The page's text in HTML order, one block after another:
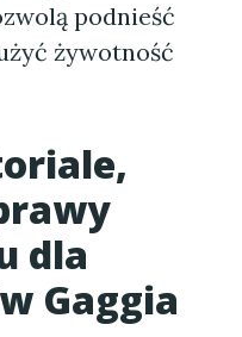
podnieść
żywotność
dla
Gaggia